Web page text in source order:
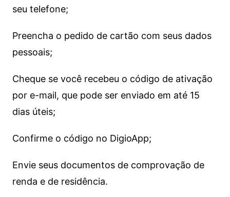
seu telefone;
Preencha o pedido de cartão com seus dados
pessoais;
Cheque se você recebeu o código de ativação
por e-mail, que pode ser enviado em até 15
dias úteis;
Confirme o código no DigioApp;
Envie seus documentos de comprovação de
renda e de residência.